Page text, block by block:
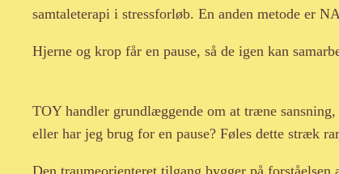
samtaleterapi i stressforløb. En anden metode er
Hjerne og krop får en pause, så de igen kan
TOY handler grundlæggende om at træne
eller har jeg brug for en pause? Føles dette stræk
Den traumeorienteret tilgang bygger på